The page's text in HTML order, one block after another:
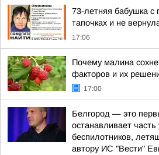
73-летняя бабушка с
тапочках и не
17:06
Почему малина
факторов и их
17:00
Белгород — это
останавливает часть
беспилотников,
автору ИС "Вести"